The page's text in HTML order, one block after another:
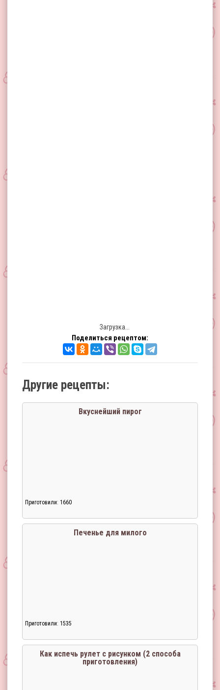
Загрузка...
Поделиться рецептом:
Другие рецепты:
Вкуснейший пирог
Приготовили: 1660
Печенье для милого
Приготовили: 1535
Как испечь рулет с рисунком (2 способа
приготовления)